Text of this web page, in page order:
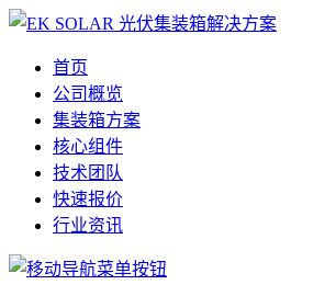
首页
公司概览
集装箱方案
核心组件
技术团队
快速报价
行业资讯